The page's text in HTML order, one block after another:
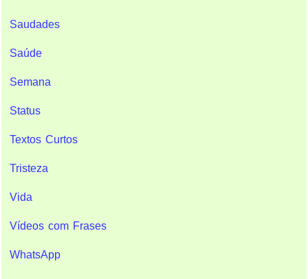
Saudades
Saúde
Semana
Status
Textos Curtos
Tristeza
Vida
Vídeos com Frases
WhatsApp